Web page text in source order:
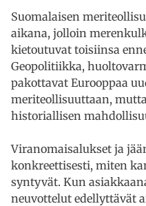
Suomalaisen
aikana, jolloin
kietoutuvat toisiinsa
Geopolitiikka,
pakottavat Eurooppaa
meriteollisuuttaan,
historiallisen
Viranomaisalukset ja
konkreettisesti, miten
syntyvät. Kun
neuvottelut edellyttävät